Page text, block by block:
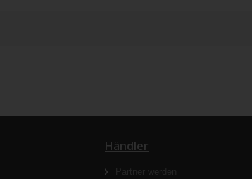
Händler
Partner werden